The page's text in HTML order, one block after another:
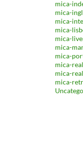
mica-
mica-
mica-
mica-
mica-
mica-
mica-
mica-
mica-
mica-